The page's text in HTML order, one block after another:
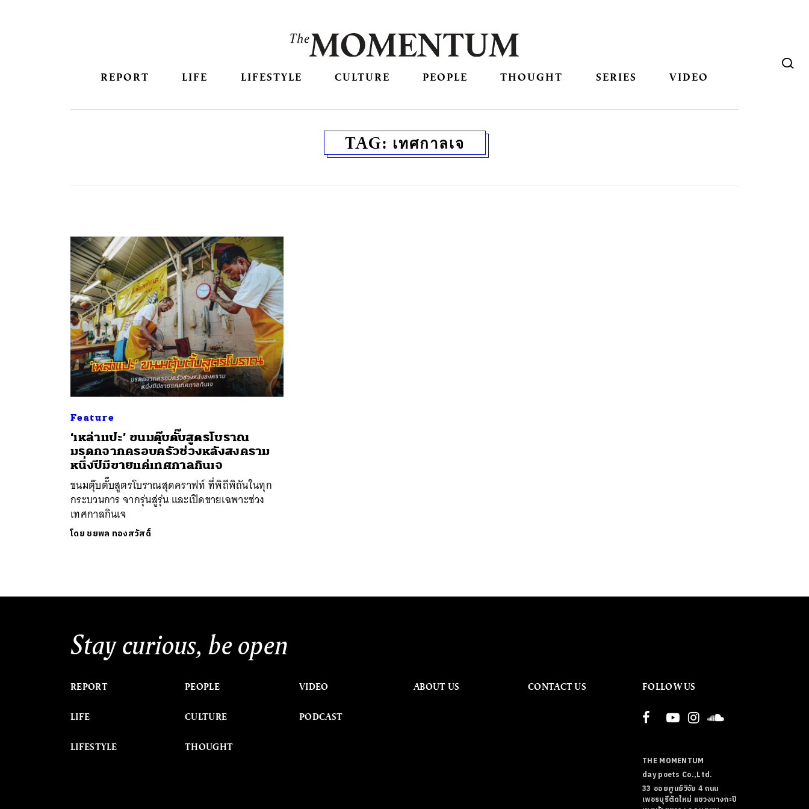
REPORT LIFE LIFESTYLE CULTURE PEOPLE THOUGHT SERIES VIDEO
TAG: เทศกาลเจ
Feature
‘เหล่าแปะ’ ขนมตุ๊บตั๊บสูตรโบราณ
มรดกจากครอบครัวช่วงหลังสงคราม
หนึ่งปีมีขายแค่เทศกาลกินเจ
ขนมตุ๊บตั๊บสูตรโบราณสุดคราฟท์ ที่พิถีพิถันในทุก
กระบวนการ จากรุ่นสู่รุ่น และเปิดขายเฉพาะช่วง
เทศกาลกินเจ
โดย ชยพล ทองสวัสดิ์
Stay curious, be open
REPORT
LIFE
LIFESTYLE
PEOPLE
CULTURE
THOUGHT
VIDEO
PODCAST
ABOUT US CONTACT US FOLLOW US
THE MOMENTUM
day poets Co.,Ltd.
33 ซอยศูนย์วิจัย 4 ถนน
เพชรบุรีตัดใหม่ แขวงบางกะปิ